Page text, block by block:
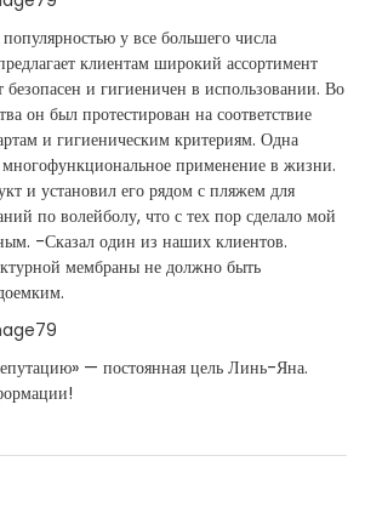
у все большего числа
клиентам широкий ассортимент
и гигиеничен в использовании. Во
он был протестирован на соответствие
и гигиеническим критериям. Одна
применение в жизни.
и установил его рядом с пляжем для
по волейболу, что с тех пор сделало мой
-Сказал один из наших клиентов.
мембраны не должно быть
— постоянная цель Линь-Яна.